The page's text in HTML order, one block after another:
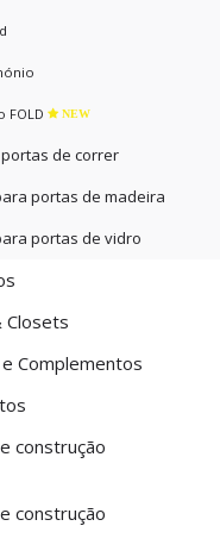
FOLD NEW
de correr
portas de madeira
portas de vidro
Closets
Complementos
construção
construção